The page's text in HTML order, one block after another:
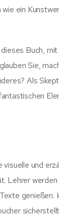
ein
Buch,
Sie,
Als
und
Lehrer